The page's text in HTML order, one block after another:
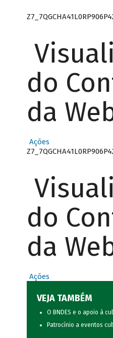
do
da
Ações
do
da
Ações
VEJA TAMBÉM
O BNDES e o apoio à
Patrocínio a eventos